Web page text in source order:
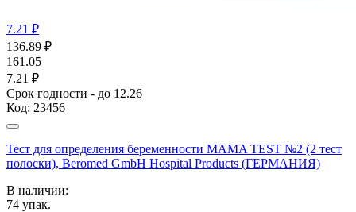
7.21 ₽
136.89 ₽
161.05
7.21 ₽
Срок годности - до 12.26
Код: 23456
Тест для определения беременности MAMA TEST №2 (2 тест
полоски), Beromed GmbH Hospital Products (ГЕРМАНИЯ)
В наличии:
74 упак.